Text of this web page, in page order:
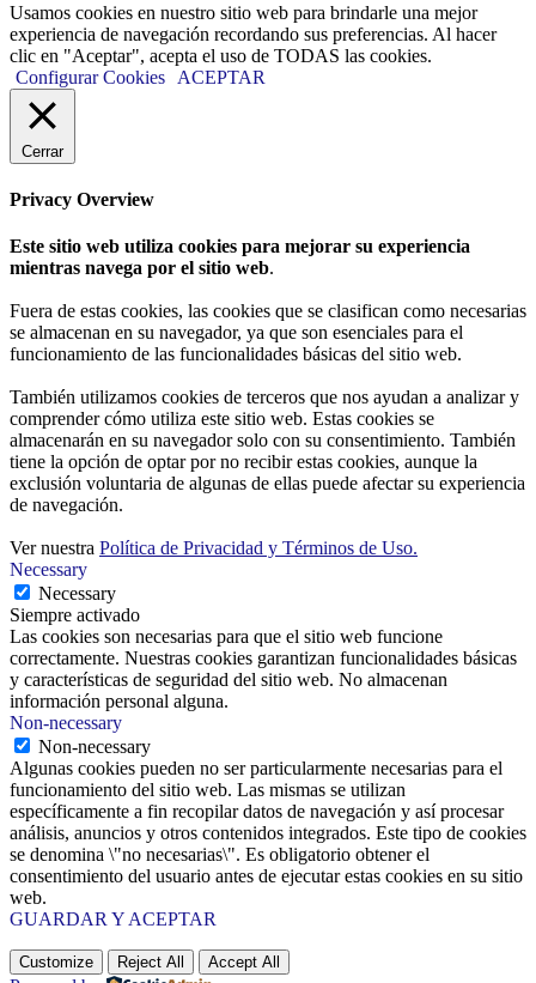
Usamos cookies en nuestro sitio web para brindarle una mejor
experiencia de navegación recordando sus preferencias. Al hacer
clic en "Aceptar", acepta el uso de TODAS las cookies.
Configurar Cookies
ACEPTAR
Cerrar
Privacy Overview
Este sitio web utiliza cookies para mejorar su experiencia
mientras navega por el sitio web.
Fuera de estas cookies, las cookies que se clasifican como necesarias
se almacenan en su navegador, ya que son esenciales para el
funcionamiento de las funcionalidades básicas del sitio web.
También utilizamos cookies de terceros que nos ayudan a analizar y
comprender cómo utiliza este sitio web. Estas cookies se
almacenarán en su navegador solo con su consentimiento. También
tiene la opción de optar por no recibir estas cookies, aunque la
exclusión voluntaria de algunas de ellas puede afectar su experiencia
de navegación.
Ver nuestra Política de Privacidad y Términos de Uso.
Necessary
Necessary
Siempre activado
Las cookies son necesarias para que el sitio web funcione
correctamente. Nuestras cookies garantizan funcionalidades básicas
y características de seguridad del sitio web. No almacenan
información personal alguna.
Non-necessary
Non-necessary
Algunas cookies pueden no ser particularmente necesarias para el
funcionamiento del sitio web. Las mismas se utilizan
específicamente a fin recopilar datos de navegación y así procesar
análisis, anuncios y otros contenidos integrados. Este tipo de cookies
se denomina \"no necesarias\". Es obligatorio obtener el
consentimiento del usuario antes de ejecutar estas cookies en su sitio
web.
GUARDAR Y ACEPTAR
Customize Reject All Accept All